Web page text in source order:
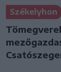
Székelyhon